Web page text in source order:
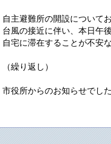
自主避難所の開設について
台風の接近に伴い、本日午
自宅に滞在することが不安
（繰り返し）
市役所からのお知らせでした